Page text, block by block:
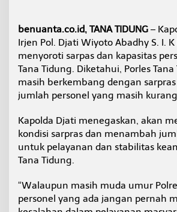
r
e
s
T
a
n
a
i
d
n
benuanta.co.id, TANA TIDUNG –
Irjen Pol. Djati Wiyoto Abadhy S. I.
menyoroti sarpas dan kapasitas
Tana Tidung. Diketahui, Porles
masih berkembang dengan
jumlah personel yang masih
Kapolda Djati menegaskan, akan
kondisi sarpras dan menambah
untuk pelayanan dan stabilitas
Tana Tidung.
“Walaupun masih muda umur
personel yang ada jangan pernah